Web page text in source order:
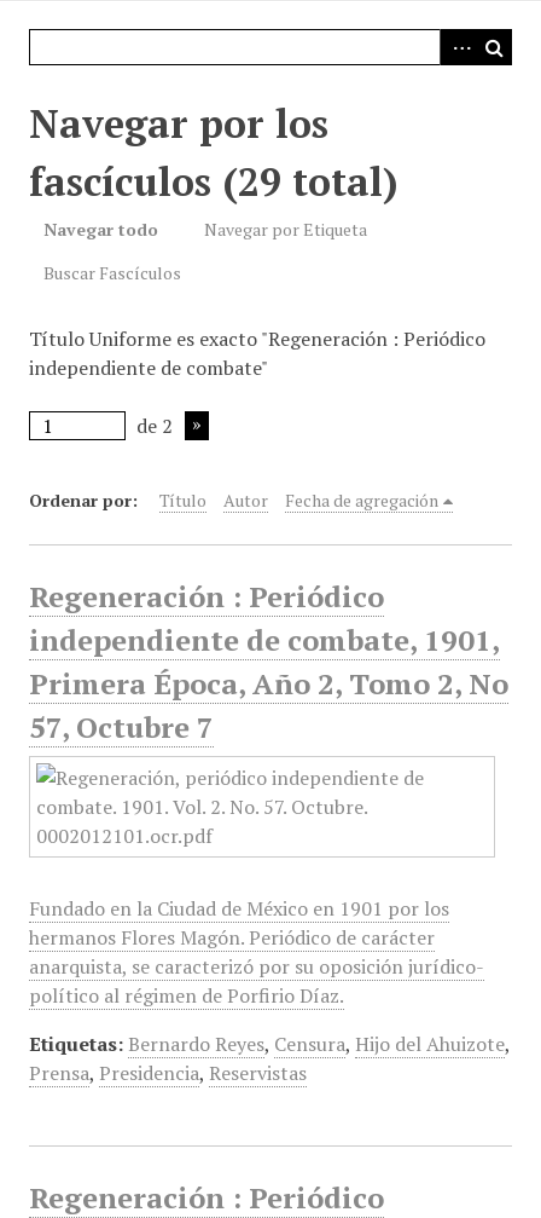
Navegar por los
fascículos (29 total)
Navegar todo
Navegar por Etiqueta
Buscar Fascículos
Título Uniforme es exacto "Regeneración : Periódico
independiente de combate"
de 2
Ordenar por: Título Autor Fecha de agregación
Regeneración : Periódico
independiente de combate, 1901,
Primera Época, Año 2, Tomo 2, No
57, Octubre 7
Fundado en la Ciudad de México en 1901 por los
hermanos Flores Magón. Periódico de carácter
anarquista, se caracterizó por su oposición jurídico-
político al régimen de Porfirio Díaz.
Etiquetas: Bernardo Reyes, Censura, Hijo del Ahuizote,
Prensa, Presidencia, Reservistas
Regeneración : Periódico